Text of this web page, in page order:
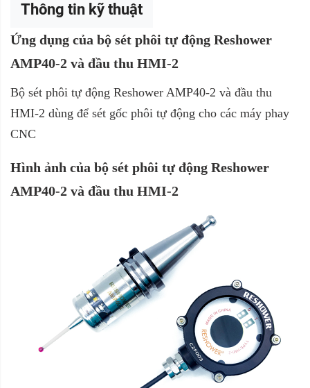
Thông tin kỹ thuật
Ứng dụng của bộ sét phôi tự động Reshower
AMP40-2 và đầu thu HMI-2
Bộ sét phôi tự động Reshower AMP40-2 và đầu thu
HMI-2 dùng để sét gốc phôi tự động cho các máy phay
CNC
Hình ảnh của bộ sét phôi tự động Reshower
AMP40-2 và đầu thu HMI-2